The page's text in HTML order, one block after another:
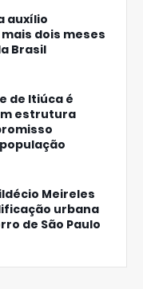
auxílio
dois meses
Brasil
de Itiúca é
estrutura
Meireles
urbana
de São Paulo